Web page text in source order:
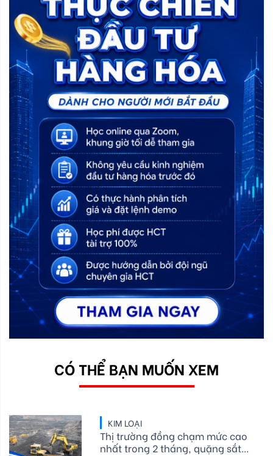
CÓ THỂ BẠN MUỐN XEM
KIM LOẠI
Thị trường đồng chạm mức cao
nhất trong 2 tháng, quặng sắt